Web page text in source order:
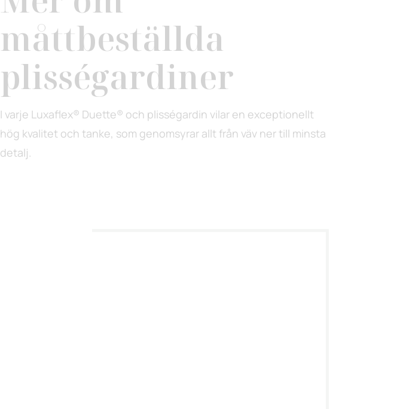
måttbeställda
plisségardiner
I varje Luxaflex® Duette® och plisségardin vilar en exceptionellt
hög kvalitet och tanke, som genomsyrar allt från väv ner till minsta
detalj.